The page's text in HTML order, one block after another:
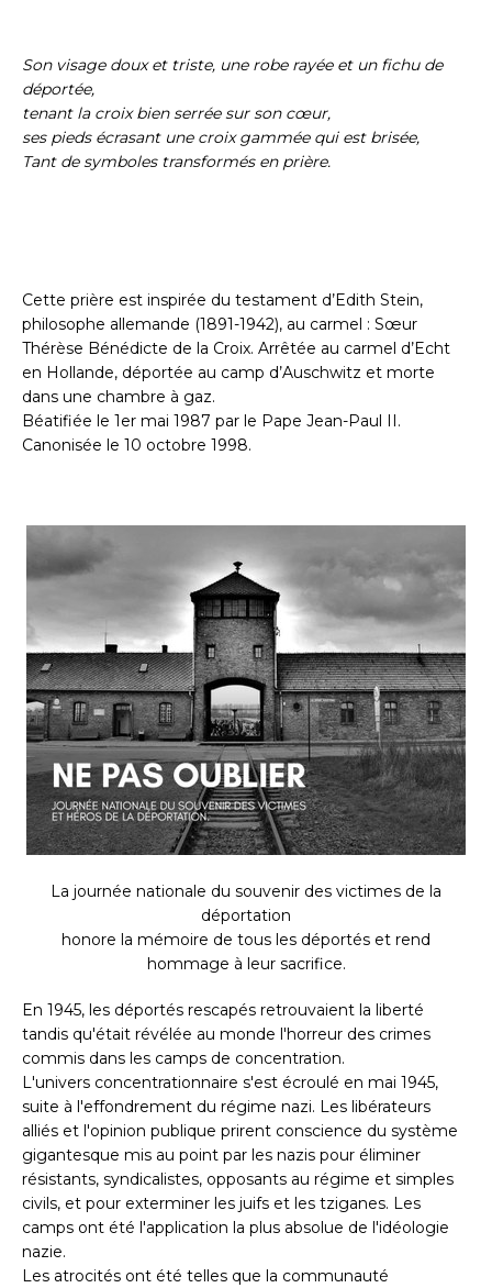
Son visage doux et triste, une robe rayée et un fichu de
déportée,
tenant la croix bien serrée sur son cœur,
ses pieds écrasant une croix gammée qui est brisée,
Tant de symboles transformés en prière.
Cette prière est inspirée du testament d’Edith Stein,
philosophe allemande (1891-1942), au carmel : Sœur
Thérèse Bénédicte de la Croix. Arrêtée au carmel d’Echt
en Hollande, déportée au camp d’Auschwitz et morte
dans une chambre à gaz.
Béatifiée le 1er mai 1987 par le Pape Jean-Paul II.
Canonisée le 10 octobre 1998.
La journée nationale du souvenir des victimes de la
déportation
honore la mémoire de tous les déportés et rend
hommage à leur sacrifice.
En 1945, les déportés rescapés retrouvaient la liberté
tandis qu'était révélée au monde l'horreur des crimes
commis dans les camps de concentration.
L'univers concentrationnaire s'est écroulé en mai 1945,
suite à l'effondrement du régime nazi. Les libérateurs
alliés et l'opinion publique prirent conscience du système
gigantesque mis au point par les nazis pour éliminer
résistants, syndicalistes, opposants au régime et simples
civils, et pour exterminer les juifs et les tziganes. Les
camps ont été l'application la plus absolue de l'idéologie
nazie.
Les atrocités ont été telles que la communauté